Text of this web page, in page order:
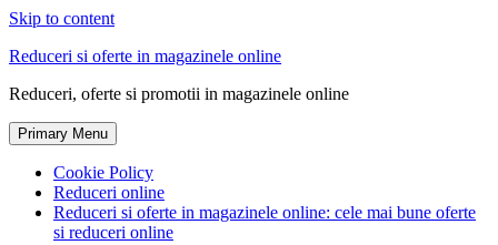
Skip to content
Reduceri si oferte in magazinele online
Reduceri, oferte si promotii in magazinele online
Primary Menu
Cookie Policy
Reduceri online
Reduceri si oferte in magazinele online: cele mai bune oferte
si reduceri online